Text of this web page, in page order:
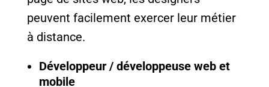
peuvent facilement exercer leur métier
à distance.
Développeur / développeuse web et
mobile